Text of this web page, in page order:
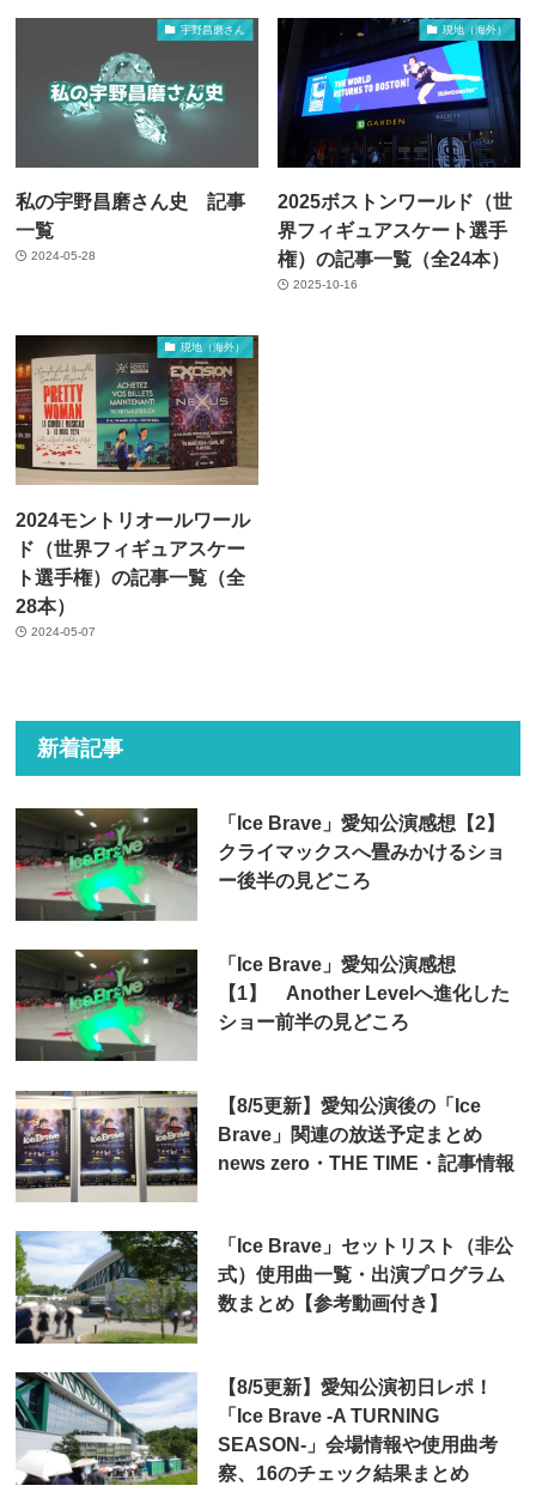
宇野昌磨さん
私の宇野昌磨さん史 記事
一覧
2024-05-28
現地（海外）
2025ボストンワールド（世
界フィギュアスケート選手
権）の記事一覧（全24本）
2025-10-16
現地（海外）
2024モントリオールワール
ド（世界フィギュアスケー
ト選手権）の記事一覧（全
28本）
2024-05-07
新着記事
「Ice Brave」愛知公演感想【2】
クライマックスへ畳みかけるショ
ー後半の見どころ
「Ice Brave」愛知公演感想
【1】 Another Levelへ進化した
ショー前半の見どころ
【8/5更新】愛知公演後の「Ice
Brave」関連の放送予定まとめ
news zero・THE TIME・記事情報
「Ice Brave」セットリスト（非公
式）使用曲一覧・出演プログラム
数まとめ【参考動画付き】
【8/5更新】愛知公演初日レポ！
「Ice Brave -A TURNING
SEASON-」会場情報や使用曲考
察、16のチェック結果まとめ